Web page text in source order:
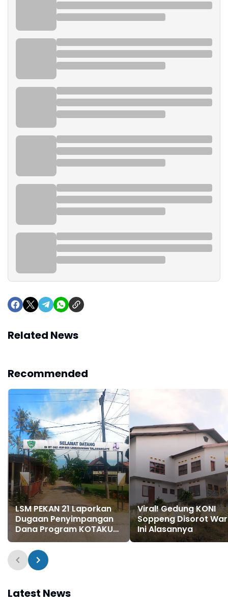
Related News
Recommended
LSM PEKAN 21 Laporkan
Dugaan Penyimpangan
Dana Program KOTAKU
Rp1 Miliar di Allepolea ke
Kejaksaan Maros
Viral! Gedung KONI
Soppeng Disorot
Ini Alasannya
Latest News